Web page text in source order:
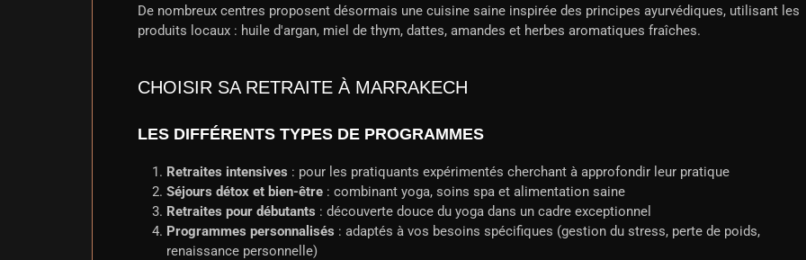
De nombreux centres proposent désormais une cuisine saine inspirée des principes ayurvédiques, utilisant les
produits locaux : huile d'argan, miel de thym, dattes, amandes et herbes aromatiques fraîches.
CHOISIR SA RETRAITE À MARRAKECH
LES DIFFÉRENTS TYPES DE PROGRAMMES
Retraites intensives : pour les pratiquants expérimentés cherchant à approfondir leur pratique
Séjours détox et bien-être : combinant yoga, soins spa et alimentation saine
Retraites pour débutants : découverte douce du yoga dans un cadre exceptionnel
Programmes personnalisés : adaptés à vos besoins spécifiques (gestion du stress, perte de poids,
renaissance personnelle)